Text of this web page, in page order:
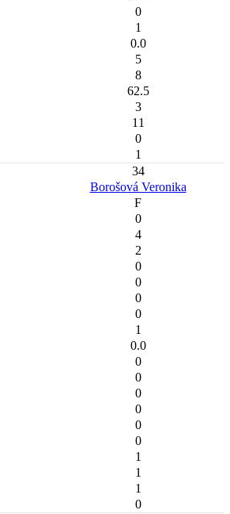
0
1
0.0
5
8
62.5
3
11
0
1
34
Borošová Veronika
F
0
4
2
0
0
0
0
1
0.0
0
0
0
0
0
0
1
1
1
0